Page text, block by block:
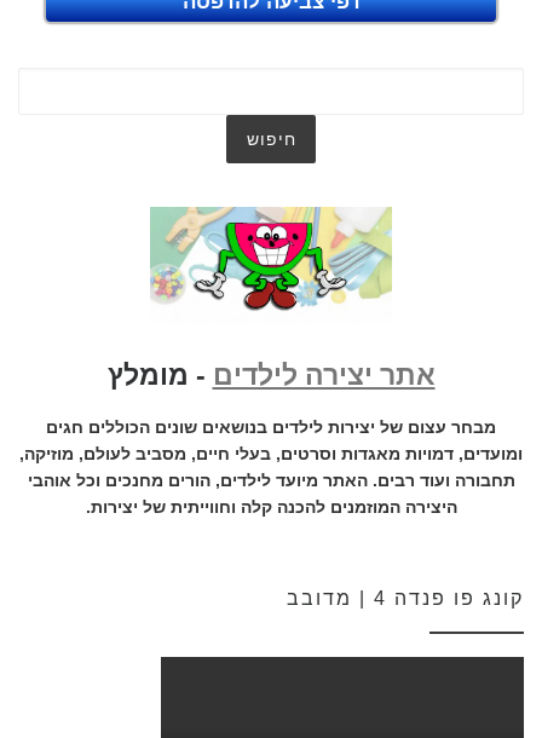
אתר יצירה לילדים - מומלץ
מבחר עצום של יצירות לילדים בנושאים שונים הכוללים חגים
ומועדים, דמויות מאגדות וסרטים, בעלי חיים, מסביב לעולם, מוזיקה,
תחבורה ועוד רבים. האתר מיועד לילדים, הורים מחנכים וכל אוהבי
היצירה המוזמנים להכנה קלה וחווייתית של יצירות.
קונג פו פנדה 4 | מדובב